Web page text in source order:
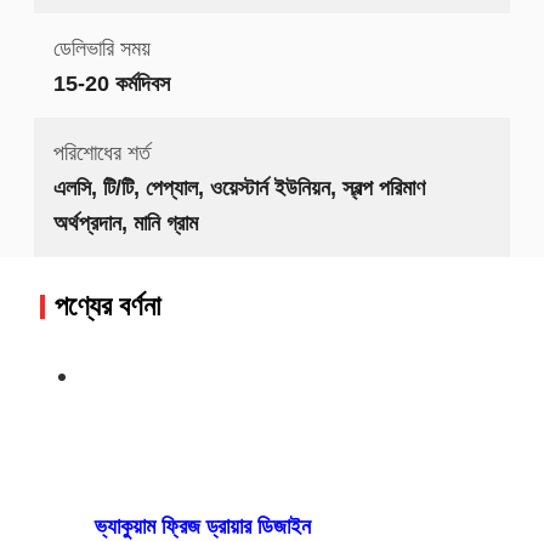
ডেলিভারি সময়
15-20 কর্মদিবস
পরিশোধের শর্ত
এলসি, টি/টি, পেপ্যাল, ওয়েস্টার্ন ইউনিয়ন, স্বল্প পরিমাণ
অর্থপ্রদান, মানি গ্রাম
পণ্যের বর্ণনা
ভ্যাকুয়াম ফ্রিজ ড্রায়ার ডিজাইন